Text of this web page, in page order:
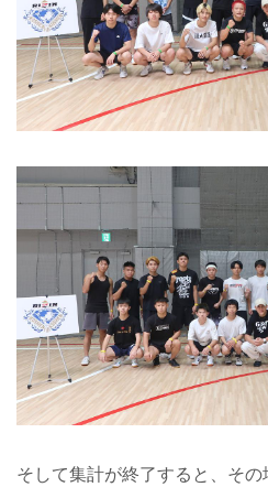
そして集計が終了すると、そ